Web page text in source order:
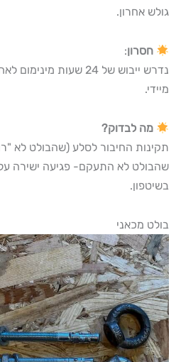
גולש אחרון.
חסרון:
נדרש ייבוש של 24
מיידי.
מה לבדוק?
תקינות החיבור לסלע (שהבולט לא
שהבולט לא התעקם- פגיעה ישירה
בשיטפון.
בולט מכאני